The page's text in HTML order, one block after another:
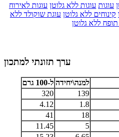
עוגות עוגות ללא גלוטן עוגות לאירוח
קינוחים ללא גלוטן עוגת שוקולד ללא
ללא גלוטן
ערך תזונתי למתכון
למנה\יחידה ל-100 גרם
139
320
1.8
4.12
18
41
5
11.45